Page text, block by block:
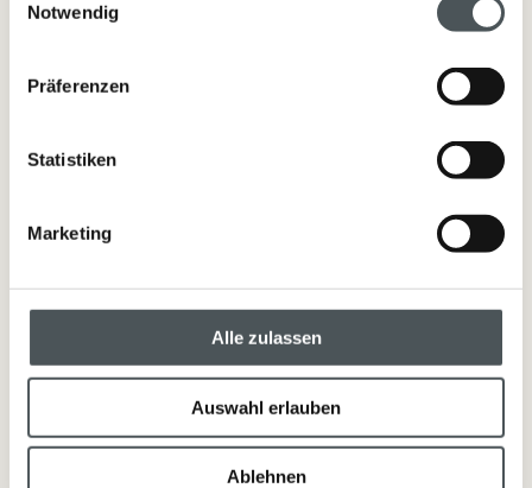
Notwendig
Präferenzen
Statistiken
Marketing
Alle zulassen
Auswahl erlauben
Ablehnen
feuchten Haar aufschäumen, in den Längen und Spitzen verteilen und
kurz einwirken lassen, anschließend gründlich ausspülen.
Nach der Verwendung trocken lagern.
Inhaltsstoffe